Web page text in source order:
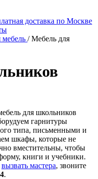
доставка по Москве
мебель /Мебель для
для школьников
гарнитуры
типа, письменными и
шкафы, которые не
вместительны, чтобы
книги и учебники.
вызвать мастера, звоните
.